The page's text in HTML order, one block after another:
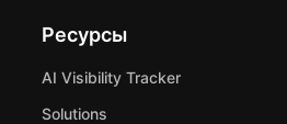
Ресурсы
AI Visibility Tracker
Solutions